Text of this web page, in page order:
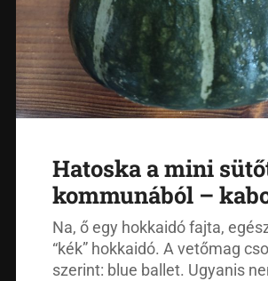
Hatoska a mini
kommunából –
Na, ő egy hokkaidó fajta,
“kék” hokkaidó. A vetőmag
szerint: blue ballet. Ugyanis